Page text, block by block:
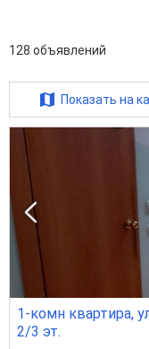
128 объявлений
Показать на
1-комн квартира,
2/3 эт.